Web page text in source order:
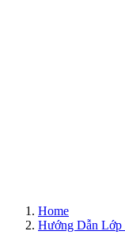
Home
Hướng Dẫn Lớp